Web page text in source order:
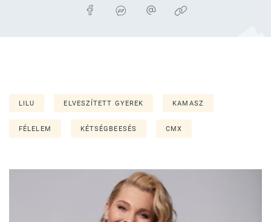
LILU ELVESZÍTETT GYEREK KAMASZ
FÉLELEM KÉTSÉGBEESÉS CMX